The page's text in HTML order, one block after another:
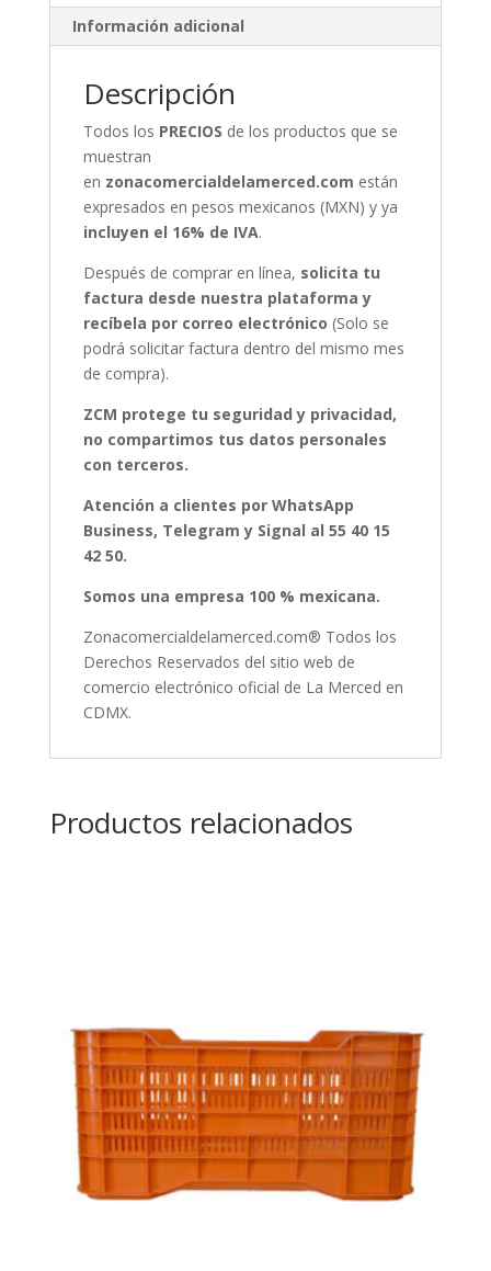
Información adicional
Descripción
Todos los PRECIOS de los productos que se
muestran
en zonacomercialdelamerced.com están
expresados en pesos mexicanos (MXN) y ya
incluyen el 16% de IVA.
Después de comprar en línea, solicita tu
factura desde nuestra plataforma y
recíbela por correo electrónico (Solo se
podrá solicitar factura dentro del mismo mes
de compra).
ZCM protege tu seguridad y privacidad,
no compartimos tus datos personales
con terceros.
Atención a clientes por WhatsApp
Business, Telegram y Signal al 55 40 15
42 50.
Somos una empresa 100 % mexicana.
Zonacomercialdelamerced.com® Todos los
Derechos Reservados del sitio web de
comercio electrónico oficial de La Merced en
CDMX.
Productos relacionados